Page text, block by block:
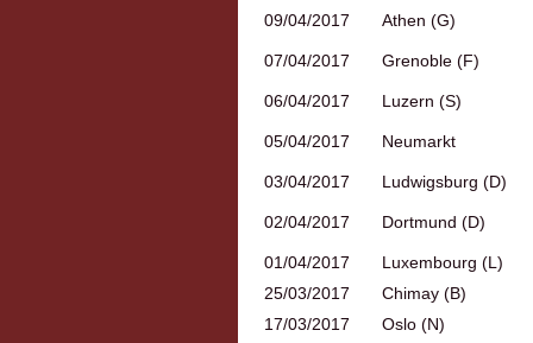
09/04/2017
Athen (G)
07/04/2017 Grenoble (F)
06/04/2017 Luzern (S)
05/04/2017 Neumarkt
03/04/2017 Ludwigsburg (D)
02/04/2017 Dortmund (D)
01/04/2017
Luxembourg (L)
25/03/2017
Chimay (B)
17/03/2017
Oslo (N)